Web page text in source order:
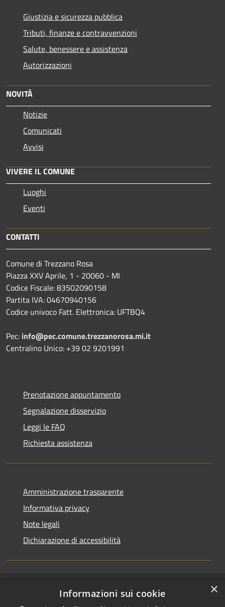
Giustizia e sicurezza pubblica
Tributi, finanze e contravvenzioni
Salute, benessere e assistenza
Autorizzazioni
NOVITÀ
Notizie
Comunicati
Avvisi
VIVERE IL COMUNE
Luoghi
Eventi
CONTATTI
Comune di Trezzano Rosa
Piazza XXV Aprile, 1 - 20060 - MI
Codice Fiscale: 83502090158
Partita IVA: 04670940156
Codice univoco Fatt. Elettronica: UFTBQ4
Pec: info@pec.comune.trezzanorosa.mi.it
Centralino Unico: +39 02 9201991
Prenotazione appuntamento
Segnalazione disservizio
Leggi le FAQ
Richiesta assistenza
Amministrazione trasparente
Informativa privacy
Note legali
Dichiarazione di accessibilità
Accessibilità
Accesso redazione ×
Informazioni sui cookie